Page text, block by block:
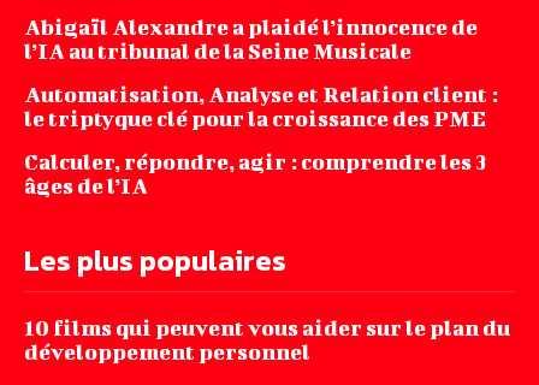
Abigaïl Alexandre a plaidé l’innocence de
l’IA au tribunal de la Seine Musicale
Automatisation, Analyse et Relation client :
le triptyque clé pour la croissance des PME
Calculer, répondre, agir : comprendre les 3
âges de l’IA
Les plus populaires
10 films qui peuvent vous aider sur le plan du
développement personnel